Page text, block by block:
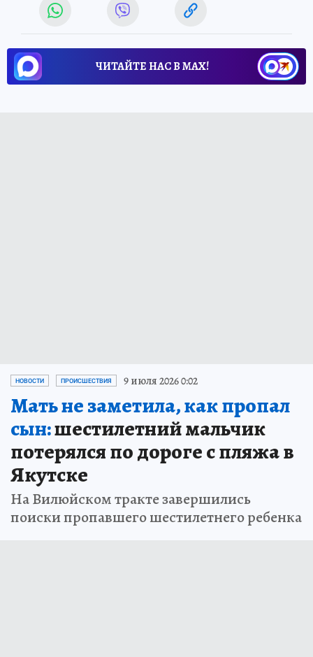
ЧИТАЙТЕ НАС В МАХ!
НОВОСТИ ПРОИСШЕСТВИЯ 9 июля 2026 0:02
Мать не заметила, как пропал
сын:шестилетний мальчик
потерялся по дороге с пляжа в
Якутске
На Вилюйском тракте завершились
поиски пропавшего шестилетнего ребенка